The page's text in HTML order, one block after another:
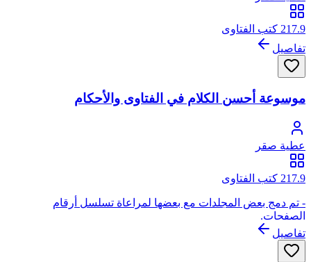
217.9 كتب الفتاوى
تفاصيل
موسوعة أحسن الكلام في الفتاوى والأحكام
عطية صقر
217.9 كتب الفتاوى
- تم دمج بعض المجلدات مع بعضها لمراعاة تسلسل أرقام
الصفحات.
تفاصيل